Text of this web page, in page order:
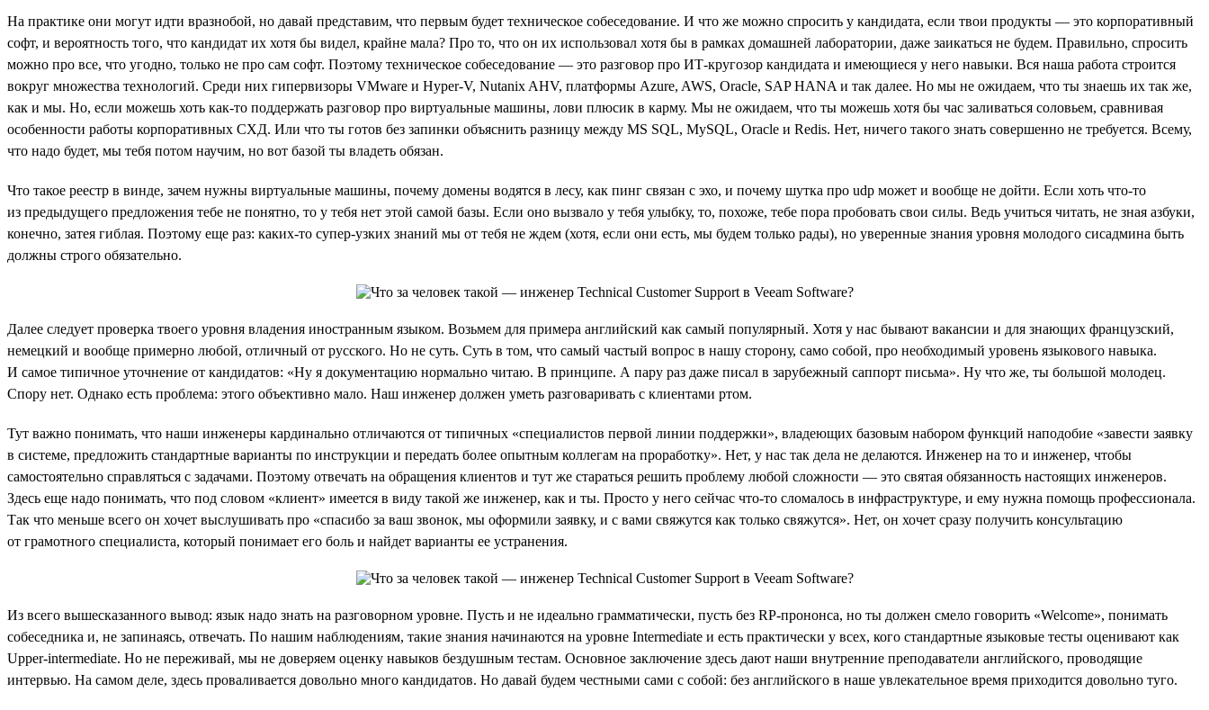
На практике они могут идти вразнобой, но давай представим, что первым будет техническое собеседование. И что же можно спросить у кандидата, если твои продукты — это корпоративный
софт, и вероятность того, что кандидат их хотя бы видел, крайне мала? Про то, что он их использовал хотя бы в рамках домашней лаборатории, даже заикаться не будем. Правильно, спросить
можно про все, что угодно, только не про сам софт. Поэтому техническое собеседование — это разговор про ИТ-кругозор кандидата и имеющиеся у него навыки. Вся наша работа строится
вокруг множества технологий. Среди них гипервизоры VMware и Hyper-V, Nutanix AHV, платформы Azure, AWS, Oracle, SAP HANA и так далее. Но мы не ожидаем, что ты знаешь их так же,
как и мы. Но, если можешь хоть как-то поддержать разговор про виртуальные машины, лови плюсик в карму. Мы не ожидаем, что ты можешь хотя бы час заливаться соловьем, сравнивая
особенности работы корпоративных СХД. Или что ты готов без запинки объяснить разницу между MS SQL, MySQL, Oracle и Redis. Нет, ничего такого знать совершенно не требуется. Всему,
что надо будет, мы тебя потом научим, но вот базой ты владеть обязан.
Что такое реестр в винде, зачем нужны виртуальные машины, почему домены водятся в лесу, как пинг связан с эхо, и почему шутка про udp может и вообще не дойти. Если хоть что-то
из предыдущего предложения тебе не понятно, то у тебя нет этой самой базы. Если оно вызвало у тебя улыбку, то, похоже, тебе пора пробовать свои силы. Ведь учиться читать, не зная азбуки,
конечно, затея гиблая. Поэтому еще раз: каких-то супер-узких знаний мы от тебя не ждем (хотя, если они есть, мы будем только рады), но уверенные знания уровня молодого сисадмина быть
должны строго обязательно.
Далее следует проверка твоего уровня владения иностранным языком. Возьмем для примера английский как самый популярный. Хотя у нас бывают вакансии и для знающих французский,
немецкий и вообще примерно любой, отличный от русского. Но не суть. Суть в том, что самый частый вопрос в нашу сторону, само собой, про необходимый уровень языкового навыка.
И самое типичное уточнение от кандидатов: «Ну я документацию нормально читаю. В принципе. А пару раз даже писал в зарубежный саппорт письма». Ну что же, ты большой молодец.
Спору нет. Однако есть проблема: этого объективно мало. Наш инженер должен уметь разговаривать с клиентами ртом.
Тут важно понимать, что наши инженеры кардинально отличаются от типичных «специалистов первой линии поддержки», владеющих базовым набором функций наподобие «завести заявку
в системе, предложить стандартные варианты по инструкции и передать более опытным коллегам на проработку». Нет, у нас так дела не делаются. Инженер на то и инженер, чтобы
самостоятельно справляться с задачами. Поэтому отвечать на обращения клиентов и тут же стараться решить проблему любой сложности — это святая обязанность настоящих инженеров.
Здесь еще надо понимать, что под словом «клиент» имеется в виду такой же инженер, как и ты. Просто у него сейчас что-то сломалось в инфраструктуре, и ему нужна помощь профессионала.
Так что меньше всего он хочет выслушивать про «спасибо за ваш звонок, мы оформили заявку, и с вами свяжутся как только свяжутся». Нет, он хочет сразу получить консультацию
от грамотного специалиста, который понимает его боль и найдет варианты ее устранения.
Из всего вышесказанного вывод: язык надо знать на разговорном уровне. Пусть и не идеально грамматически, пусть без RP-прононса, но ты должен смело говорить «Welcome», понимать
собеседника и, не запинаясь, отвечать. По нашим наблюдениям, такие знания начинаются на уровне Intermediate и есть практически у всех, кого стандартные языковые тесты оценивают как
Upper-intermediate. Но не переживай, мы не доверяем оценку навыков бездушным тестам. Основное заключение здесь дают наши внутренние преподаватели английского, проводящие
интервью. На самом деле, здесь проваливается довольно много кандидатов. Но давай будем честными сами с собой: без английского в наше увлекательное время приходится довольно туго.